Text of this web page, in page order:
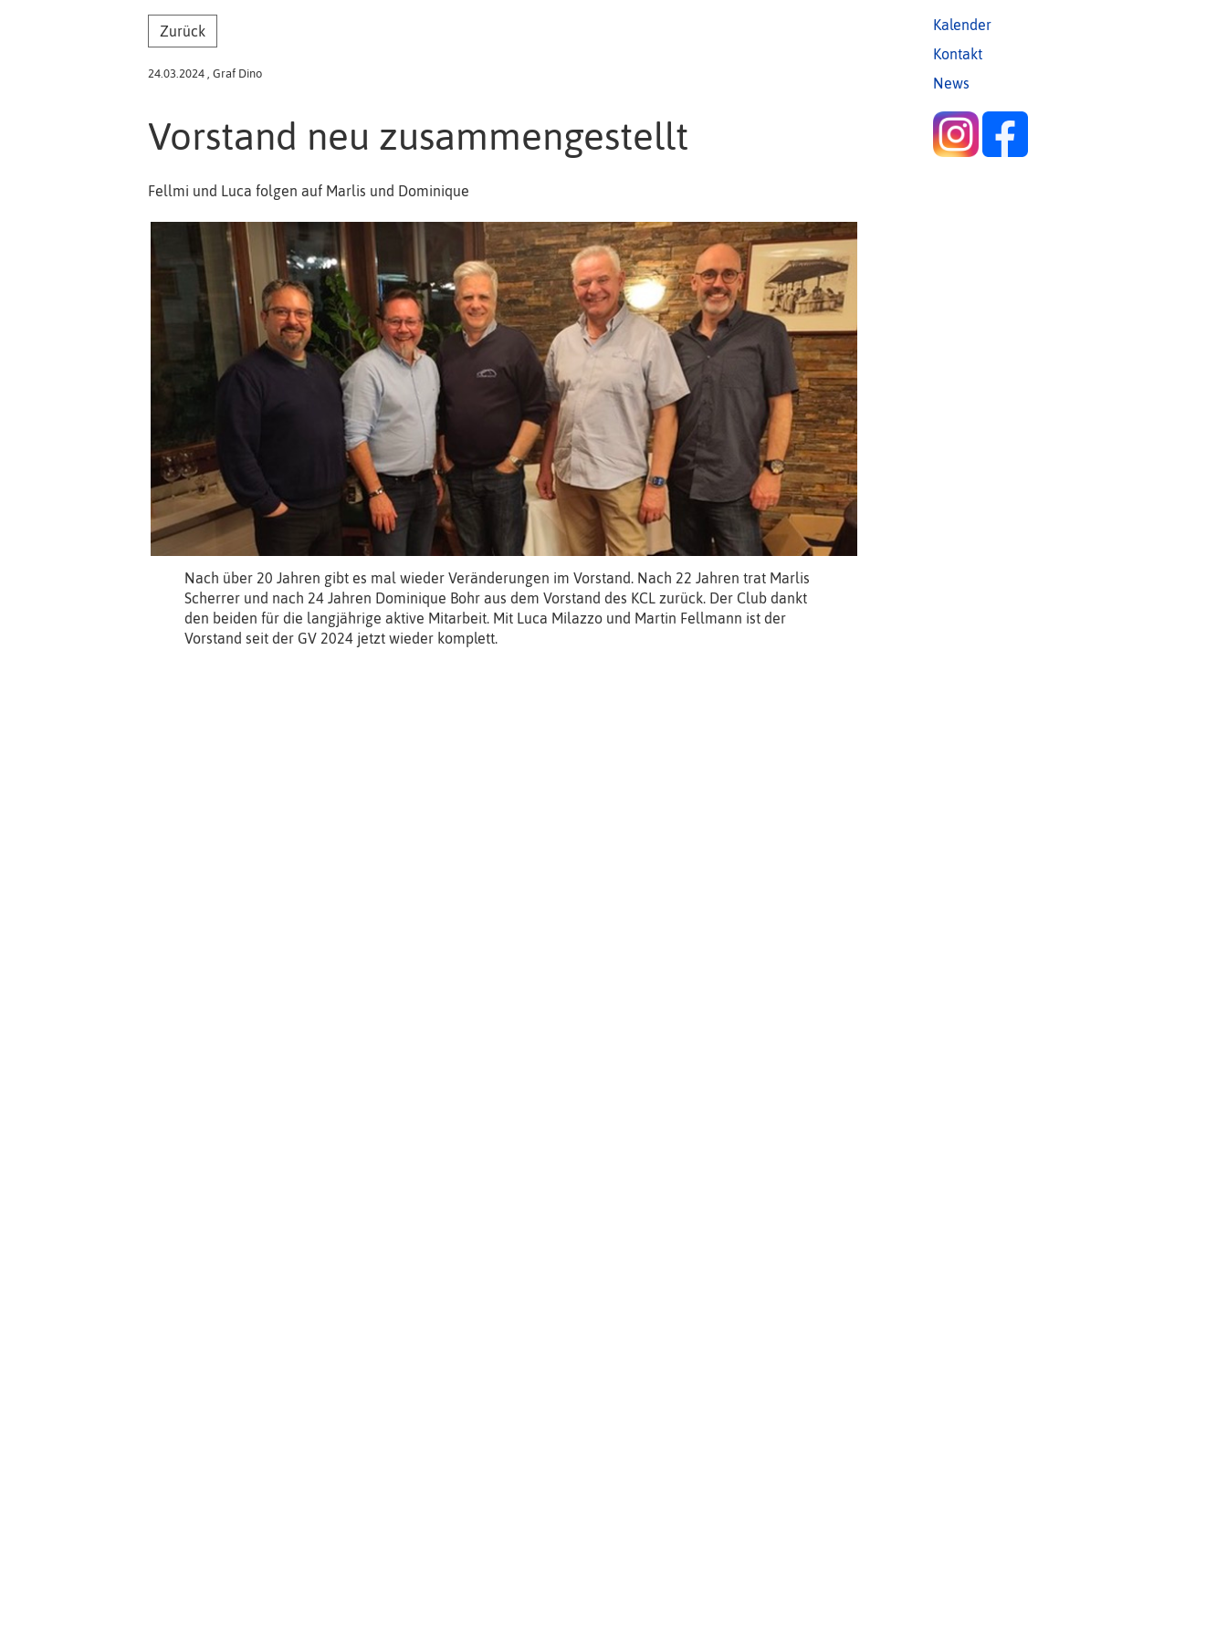
Zurück
24.03.2024 , Graf Dino
Vorstand neu zusammengestellt
Fellmi und Luca folgen auf Marlis und Dominique
Nach über 20 Jahren gibt es mal wieder Veränderungen im Vorstand. Nach 22 Jahren trat Marlis
Scherrer und nach 24 Jahren Dominique Bohr aus dem Vorstand des KCL zurück. Der Club dankt
den beiden für die langjährige aktive Mitarbeit. Mit Luca Milazzo und Martin Fellmann ist der
Vorstand seit der GV 2024 jetzt wieder komplett.
Kalender
Kontakt
News